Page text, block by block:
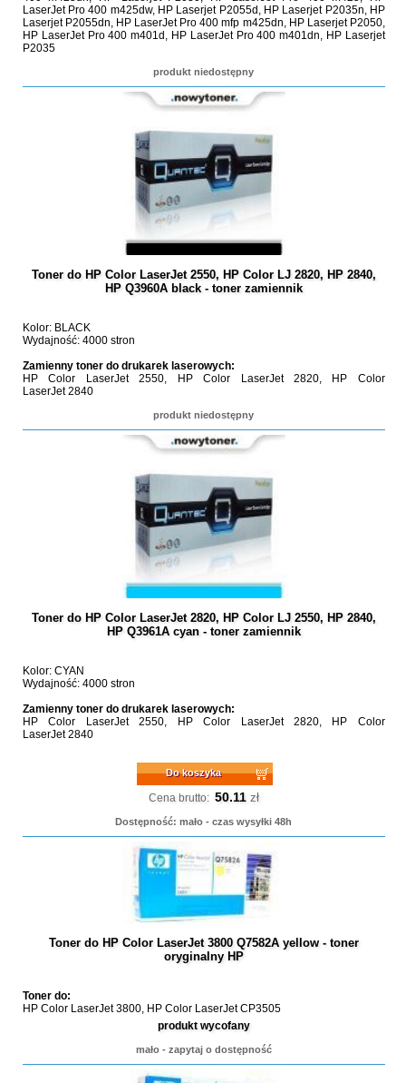
LaserJet Pro 400 m425dw, HP Laserjet P2055d, HP Laserjet P2035n, HP
Laserjet P2055dn, HP LaserJet Pro 400 mfp m425dn, HP Laserjet P2050,
HP LaserJet Pro 400 m401d, HP LaserJet Pro 400 m401dn, HP Laserjet
P2035
produkt niedostępny
Toner do HP Color LaserJet 2550, HP Color LJ 2820, HP 2840,
HP Q3960A black - toner zamiennik
Kolor: BLACK
Wydajność: 4000 stron
Zamienny toner do drukarek laserowych:
HP Color LaserJet 2550, HP Color LaserJet 2820, HP Color
LaserJet 2840
produkt niedostępny
Toner do HP Color LaserJet 2820, HP Color LJ 2550, HP 2840,
HP Q3961A cyan - toner zamiennik
Kolor: CYAN
Wydajność: 4000 stron
Zamienny toner do drukarek laserowych:
HP Color LaserJet 2550, HP Color LaserJet 2820, HP Color
LaserJet 2840
Do koszyka
Cena brutto: 50.11 zł
Dostępność: mało - czas wysyłki 48h
Toner do HP Color LaserJet 3800 Q7582A yellow - toner
oryginalny HP
Toner do:
HP Color LaserJet 3800, HP Color LaserJet CP3505
produkt wycofany
mało - zapytaj o dostępność